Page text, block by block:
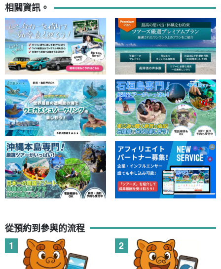
相關資訊。
從預約到參與的流程